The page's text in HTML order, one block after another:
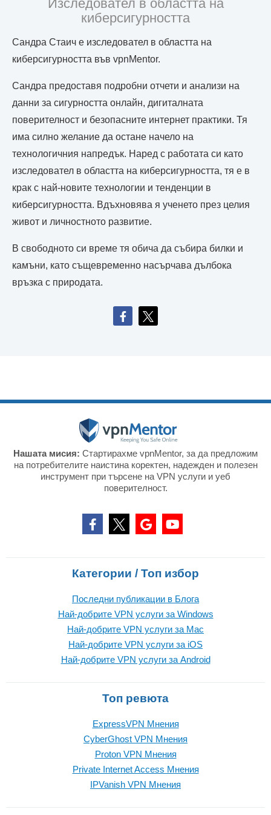
Изследовател в областта на
киберсигурността
Сандра Стаич е изследовател в областта на
киберсигурността във vpnMentor.
Сандра предоставя подробни отчети и анализи на
данни за сигурността онлайн, дигиталната
поверителност и безопасните интернет практики. Тя
има силно желание да остане начело на
технологичния напредък. Наред с работата си като
изследовател в областта на киберсигурността, тя е в
крак с най-новите технологии и тенденции в
киберсигурността. Вдъхновява я ученето през целия
живот и личностното развитие.
В свободното си време тя обича да събира билки и
камъни, като същевременно насърчава дълбока
връзка с природата.
Нашата мисия: Стартирахме vpnMentor, за да предложим
на потребителите наистина коректен, надежден и полезен
инструмент при търсене на VPN услуги и уеб
поверителност.
Категории / Топ избор
Последни публикации в Блога
Най-добрите VPN услуги за Windows
Най-добрите VPN услуги за Mac
Най-добрите VPN услуги за iOS
Най-добрите VPN услуги за Android
Топ ревюта
ExpressVPN Mнения
CyberGhost VPN Mнения
Proton VPN Mнения
Private Internet Access Mнения
IPVanish VPN Mнения